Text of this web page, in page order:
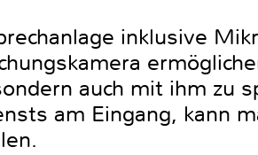
inklusive
auch mit ihm zu
am Eingang, kann